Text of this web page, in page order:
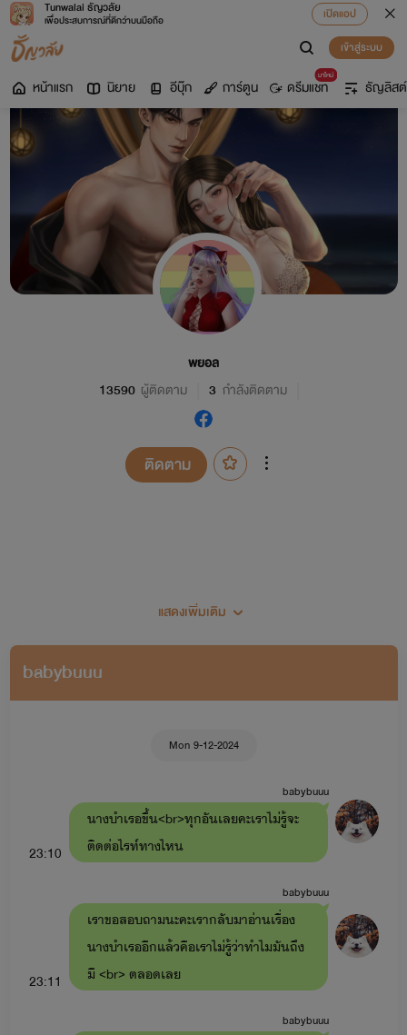
Tunwalai ธัญวลัย
เพื่อประสบการณ์ที่ดีกว่าบนมือถือ
เปิดแอป
เข้าสู่ระบบ
หน้าแรก นิยาย อีบุ๊ก การ์ตูน
มาใหม่
ดรีมแชท ธัญลิสต์
พยอล
13590 ผู้ติดตาม 3 กำลังติดตาม
ติดตาม
เป็นนักหัดเขียนหน้าเก่าพอสมควรนะคะ
พยอลมาแปะผังนิยายค่ะสำหรับคนที่เพิ่งเข้ามา
ยั่วรักคุณอาขา: อาอัค x เดหลี มีลูกชื่อ มาหยา มาเฟีย (ใน
-ดื้อสวาท: ต่อต้าน x มาหยา (ในเรื่องมีเรื่อง รักร้าย: พีท x
-พี่ชายสอนรัก: ไมค์ x เบส
แสดงเพิ่มเติม
babybuuu
Mon 9-12-2024
babybuuu
23:10
นางบำเรอขึ้น<br>ทุกอันเลยคะเราไม่รู้จะ
ติดต่อไรท์ทางไหน
babybuuu
23:11
เราขอสอบถามนะคะเรากลับมาอ่านเรื่อง
นางบำเรออีกแล้วคือเราไม่รู้ว่าทำไมมันถึง
มี <br> ตลอดเลย
babybuuu